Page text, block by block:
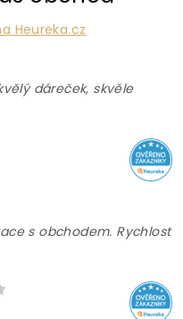
Heureka.cz
dáreček, skvěle
s obchodem. Rychlost